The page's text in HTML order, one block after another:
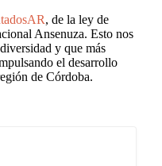
, de la ley de
Ansenuza. Esto nos
y que más
el desarrollo
de Córdoba.